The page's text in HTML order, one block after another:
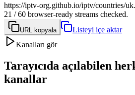
https://iptv-org.github.io/iptv/countries/
21 / 60 browser-ready streams checked.
URL kopyala
Listeyi içe aktar
Kanalları gör
Tarayıcıda açılabilen
kanallar